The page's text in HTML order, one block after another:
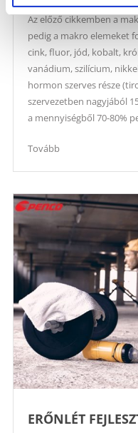
Az előző cikkemben a
pedig a makro elemeket
cink, fluor, jód, kobalt,
vanádium, szilícium,
hormon szerves része
szervezetben nagyjából
a mennyiségből 70-80%
Tovább
ERŐNLÉT